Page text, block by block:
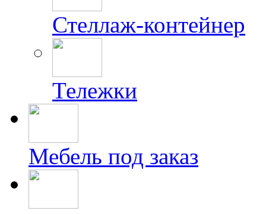
Стеллаж-контейнер
Тележки
Мебель под заказ